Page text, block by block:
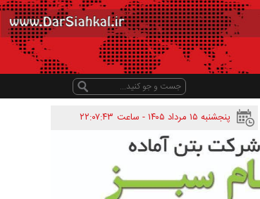
پنجشنبه ۱۵ مرداد ۱۴۰۵ - ساعت
۲۲:۰۷:۴۳